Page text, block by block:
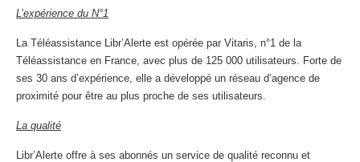
L’expérience du N°1
La Téléassistance Libr’Alerte est opérée par Vitaris, n°1 de la
Téléassistance en France, avec plus de 125 000 utilisateurs. Forte de
ses 30 ans d’expérience, elle a développé un réseau d’agence de
proximité pour être au plus proche de ses utilisateurs.
La qualité
Libr’Alerte offre à ses abonnés un service de qualité reconnu et